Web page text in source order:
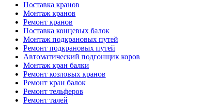
Поставка кранов
Монтаж кранов
Ремонт кранов
Поставка концевых балок
Монтаж подкрановых путей
Ремонт подкрановых путей
Автоматический подгонщик коров
Монтаж кран балки
Ремонт козловых кранов
Ремонт кран балок
Ремонт тельферов
Ремонт талей